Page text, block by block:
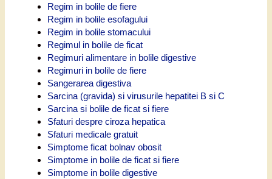
Regim in bolile de fiere
Regim in bolile esofagului
Regim in bolile stomacului
Regimul in bolile de ficat
Regimuri alimentare in bolile digestive
Regimuri in bolile de fiere
Sangerarea digestiva
Sarcina (gravida) si virusurile hepatitei B si C
Sarcina si bolile de ficat si fiere
Sfaturi despre ciroza hepatica
Sfaturi medicale gratuit
Simptome ficat bolnav obosit
Simptome in bolile de ficat si fiere
Simptome in bolile digestive